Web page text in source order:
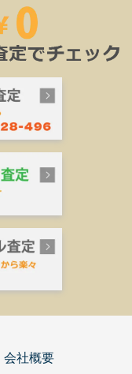
会社概要